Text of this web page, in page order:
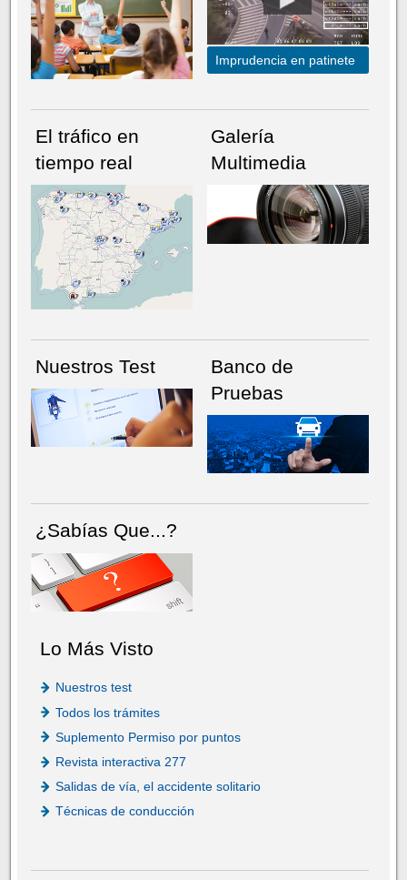
NÚMERO ACTUALHEMEROTECA
Imprudencia en patinete
El tráfico en
tiempo real
Galería
Multimedia
Nuestros Test
Banco de
Pruebas
¿Sabías Que...?
Lo Más Visto
Nuestros test
Todos los trámites
Suplemento Permiso por puntos
Revista interactiva 277
Salidas de vía, el accidente solitario
Técnicas de conducción